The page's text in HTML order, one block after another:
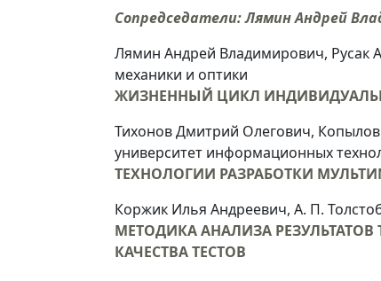
Сопредседатели:Лямин Андрей
Лямин Андрей Владимирович, Русак
механики и оптики
ЖИЗНЕННЫЙ ЦИКЛ
Тихонов Дмитрий Олегович,
университет информационных
ТЕХНОЛОГИИ РАЗРАБОТКИ
Коржик Илья Андреевич, А. П.
МЕТОДИКА АНАЛИЗА
КАЧЕСТВА ТЕСТОВ